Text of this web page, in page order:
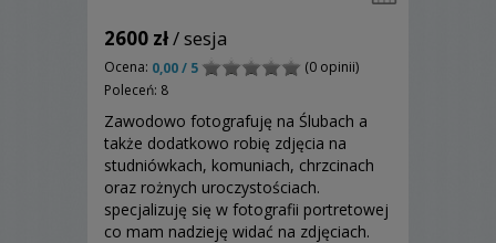
2600 zł/ sesja
Ocena: 0,00 / 5
(0 opinii)
Poleceń: 8
Zawodowo fotografuję na Ślubach a
także dodatkowo robię zdjęcia na
studniówkach, komuniach, chrzcinach
oraz rożnych uroczystościach.
specjalizuję się w fotografii portretowej
co mam nadzieję widać na zdjęciach.